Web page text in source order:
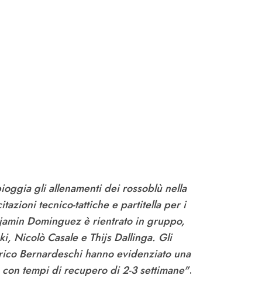
gli allenamenti dei rossoblù nella
tecnico-tattiche e partitella per i
Dominguez è rientrato in gruppo,
Nicolò Casale e Thijs Dallinga. Gli
Bernardeschi hanno evidenziato una
tempi di recupero di 2-3 settimane".